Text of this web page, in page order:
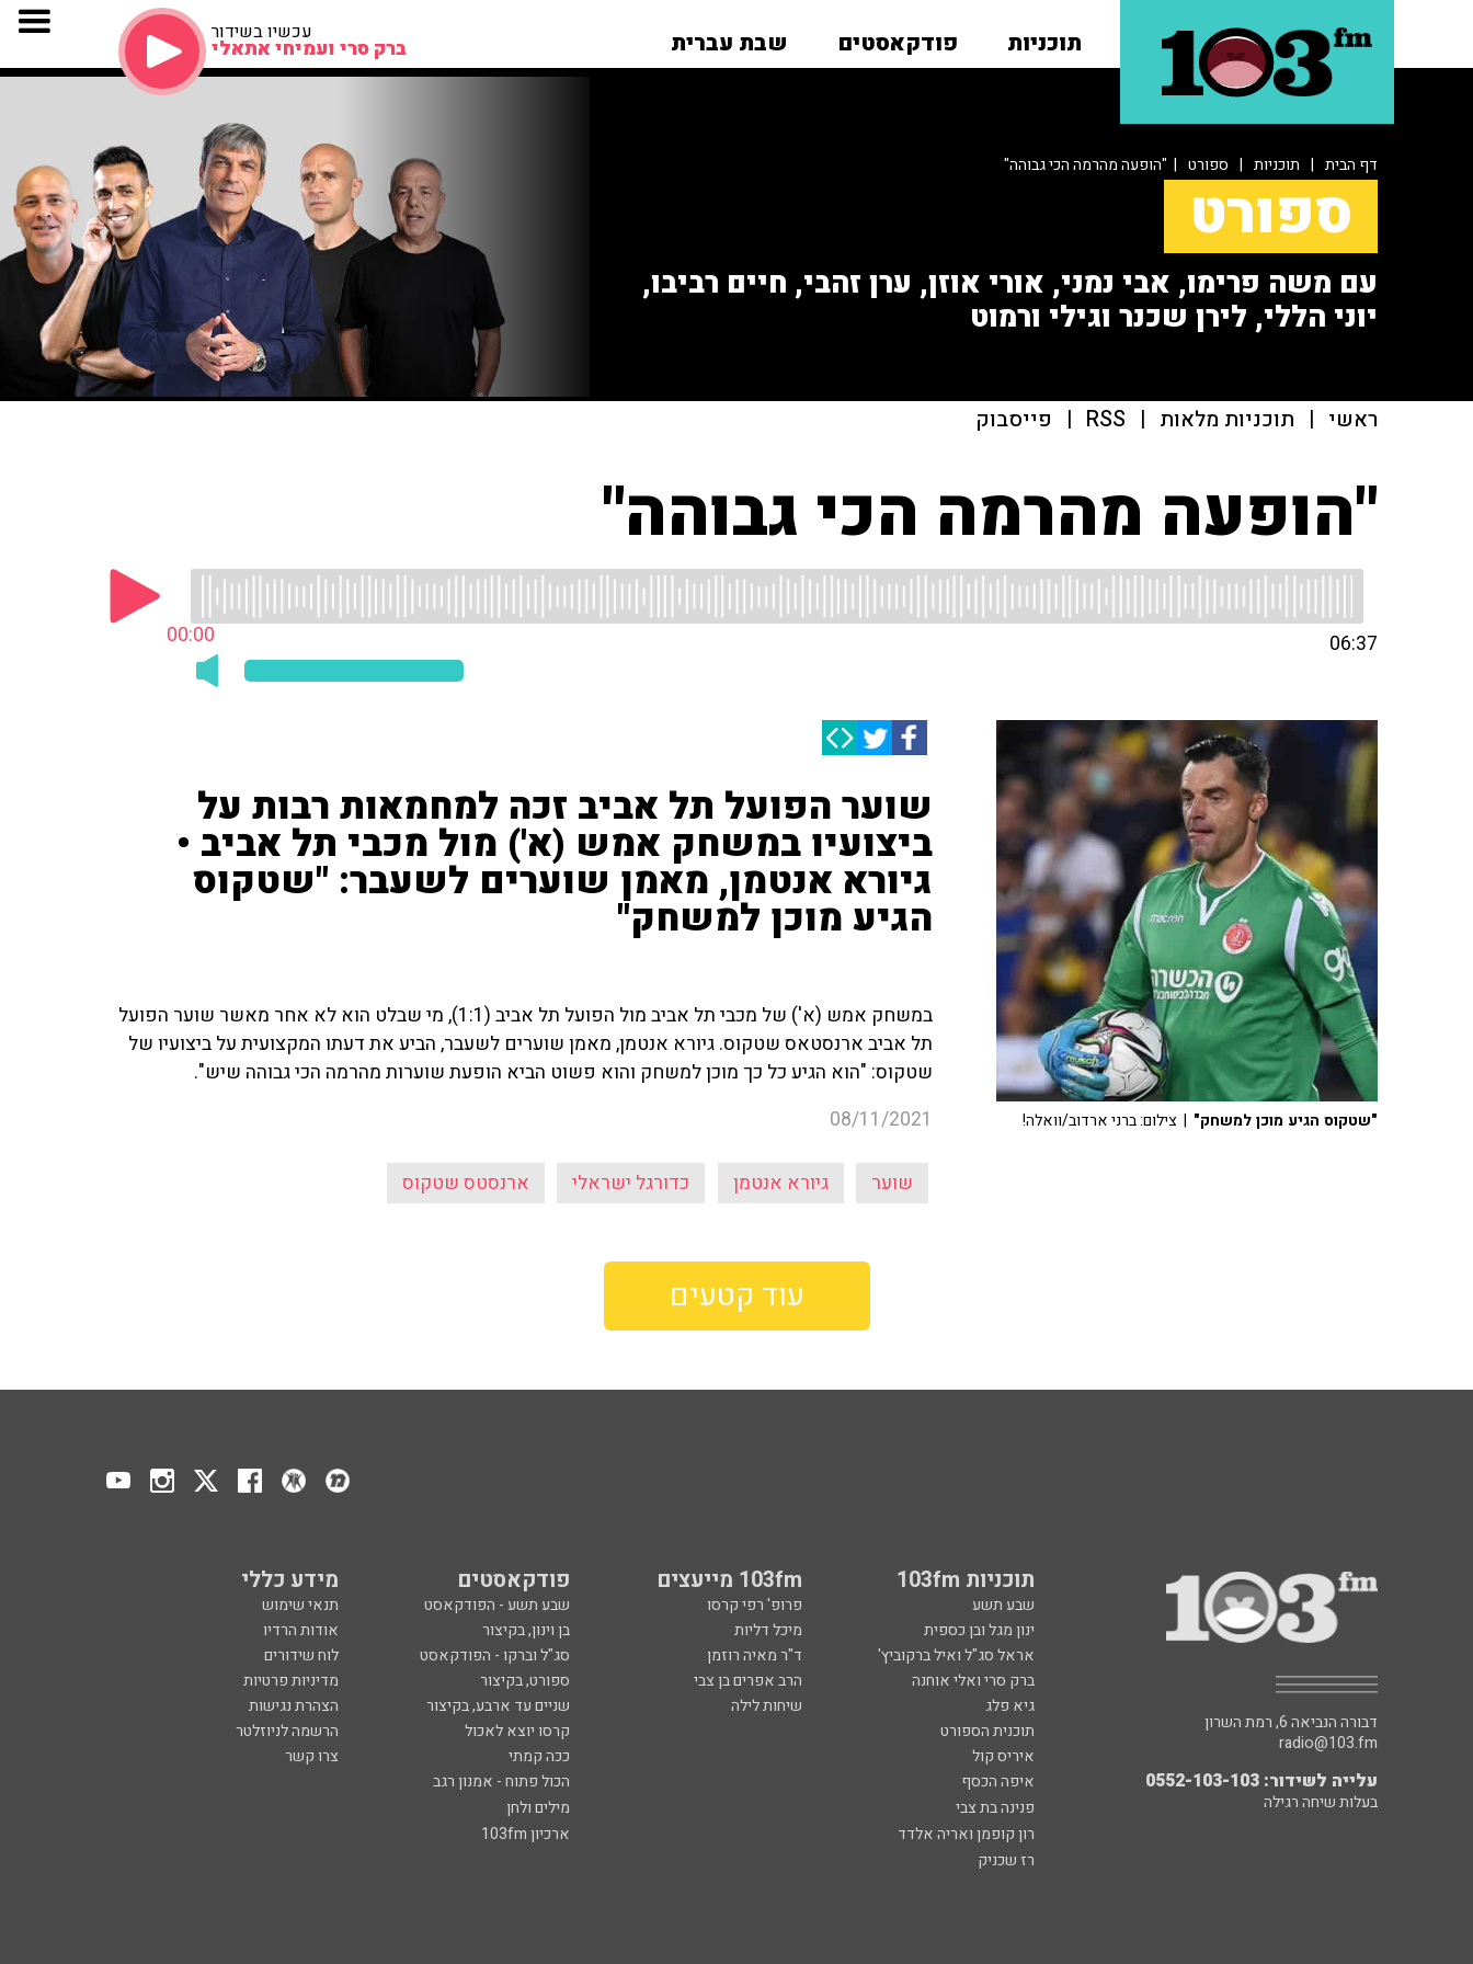
תוכניות פודקאסטים שבת עברית עכשיו בשידור
ברק סרי ועמיחי אתאלי
דף הבית | תוכניות | ספורט | "הופעה מהרמה הכי גבוהה"
ספורט
עם משה פרימו, אבי נמני, אורי אוזן, ערן זהבי, חיים רביבו,
יוני הללי, לירן שכנר וגילי ורמוט
ראשי | תוכניות מלאות |
RSS
| פייסבוק
"הופעה מהרמה הכי גבוהה"
00:00 06:37
שוער הפועל תל אביב זכה למחמאות רבות על
ביצועיו במשחק אמש (א') מול מכבי תל אביב •
גיורא אנטמן, מאמן שוערים לשעבר: "שטקוס
הגיע מוכן למשחק"
במשחק אמש (א') של מכבי תל אביב מול הפועל תל אביב (1:1), מי שבלט הוא לא אחר מאשר שוער הפועל
תל אביב ארנסטאס שטקוס. גיורא אנטמן, מאמן שוערים לשעבר, הביע את דעתו המקצועית על ביצועיו של
שטקוס: "הוא הגיע כל כך מוכן למשחק והוא פשוט הביא הופעת שוערות מהרמה הכי גבוהה שיש".
08/11/2021
שוער גיורא אנטמן כדורגל ישראלי ארנסטס שטקוס
"שטקוס הגיע מוכן למשחק" | צילום: ברני ארדוב/וואלה!
עוד קטעים
תוכניות 103fm 103fm מייעצים פודקאסטים מידע כללי
שבע תשע פרופ' רפי קרסו שבע תשע - הפודקאסט
תנאי שימוש
ינון מגל ובן כספית
מיכל דליות בן וינון, בקיצור
אודות הרדיו
אראל סג"ל ואיל ברקוביץ'
ד"ר מאיה רוזמן סג"ל וברקו - הפודקאסט
לוח שידורים
ברק סרי ואלי אוחנה
הרב אפרים בן צבי ספורט, בקיצור
מדיניות פרטיות
גיא פלג
שיחות לילה שניים עד ארבע, בקיצור
הצהרת נגישות
תוכנית הספורט
קרסו יוצא לאכול
הרשמה לניוזלטר
איריס קול
ככה קמתי
צרו קשר
איפה הכסף
הכול פתוח - אמנון רגב
פנינה בת צבי
מילים ולחן
רון קופמן ואריה אלדד
ארכיון 103fm
רז שכניק
דבורה הנביאה 6, רמת השרון
radio@103.fm
עלייה לשידור: 0552-103-103
בעלות שיחה רגילה